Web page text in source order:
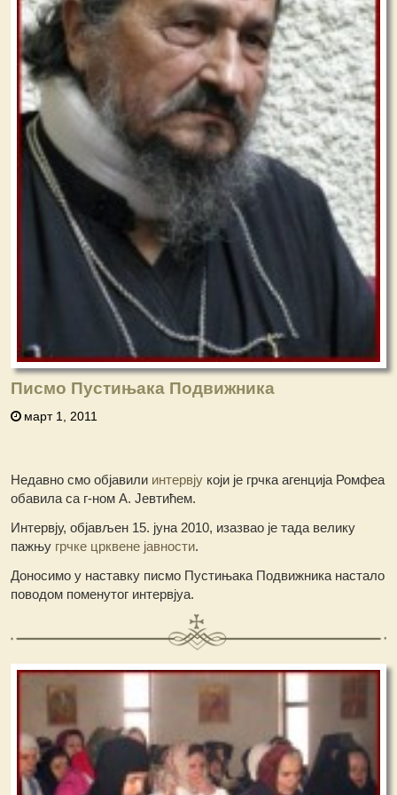
Писмо Пустињака Подвижника
март 1, 2011
Недавно смо објавили интервју који је грчка агенција Ромфеа
обавила са г-ном А. Јевтићем.
Интервју, објављен 15. јуна 2010, изазвао је тада велику
пажњу грчке црквене јавности.
Доносимо у наставку писмо Пустињака Подвижника настало
поводом поменутог интервјуа.